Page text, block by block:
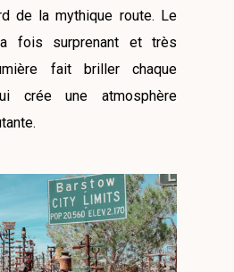
de la mythique route. Le
fois surprenant et très
fait briller chaque
crée une atmosphère